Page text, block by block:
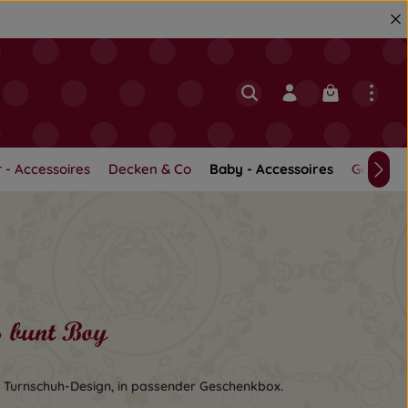
Warenkorb
- Accessoires Decken & Co Baby - Accessoires
bunt Boy
Design, in passender Geschenkbox.